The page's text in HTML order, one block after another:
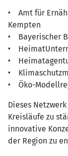
• Amt für
Kempten
• Bayerischer
•
•
•
• Öko-
Dieses
Kreisläufe zu
innovative
der Region zu